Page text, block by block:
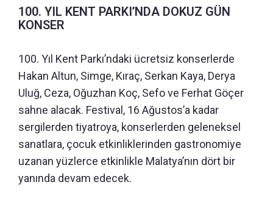
100. YIL KENT PARKI’NDA DOKUZ GÜN
KONSER
100. Yıl Kent Parkı’ndaki ücretsiz konserlerde
Hakan Altun, Simge, Kıraç, Serkan Kaya, Derya
Uluğ, Ceza, Oğuzhan Koç, Sefo ve Ferhat Göçer
sahne alacak. Festival, 16 Ağustos’a kadar
sergilerden tiyatroya, konserlerden geleneksel
sanatlara, çocuk etkinliklerinden gastronomiye
uzanan yüzlerce etkinlikle Malatya’nın dört bir
yanında devam edecek.